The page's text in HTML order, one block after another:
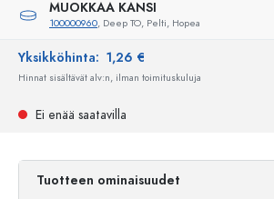
MUOKKAA KANSI
100000960, Deep TO, Pelti, Hopea
Yksikköhinta: 1,26 €
Hinnat sisältävät alv:n, ilman toimituskuluja
Ei enää saatavilla
Tuotteen ominaisuudet